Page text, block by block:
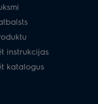
instrukcijas
katalogus